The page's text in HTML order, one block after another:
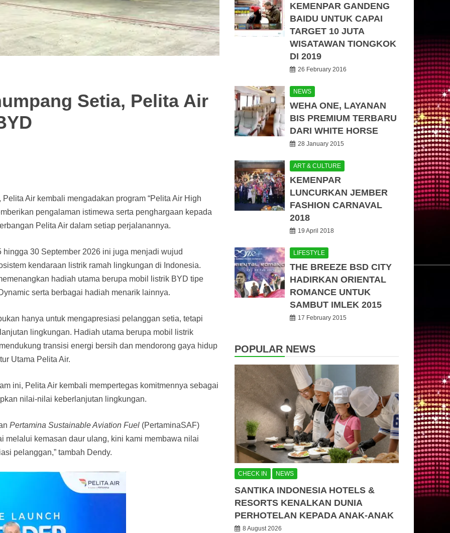
Setia, Pelita Air
Air kembali mengadakan program “Pelita Air High
pengalaman istimewa serta penghargaan kepada
Pelita Air dalam setiap perjalanannya.
30 September 2026 ini juga menjadi wujud
kendaraan listrik ramah lingkungan di Indonesia.
hadiah utama berupa mobil listrik BYD tipe
serta berbagai hadiah menarik lainnya.
hanya untuk mengapresiasi pelanggan setia, tetapi
lingkungan. Hadiah utama berupa mobil listrik
transisi energi bersih dan mendorong gaya hidup
Utama Pelita Air.
ini, Pelita Air kembali mempertegas komitmennya sebagai
nilai-nilai keberlanjutan lingkungan.
Pertamina Sustainable Aviation Fuel (PertaminaSAF)
melalui kemasan daur ulang, kini kami membawa nilai
pelanggan,” tambah Dendy.
KEMENPAR GANDENG
BAIDU UNTUK CAPAI
TARGET 10 JUTA
WISATAWAN TIONGKOK
DI 2019
26 February 2016
NEWS
WEHA ONE, LAYANAN
BIS PREMIUM TERBARU
DARI WHITE HORSE
28 January 2015
ART & CULTURE
KEMENPAR
LUNCURKAN JEMBER
FASHION CARNAVAL
2018
19 April 2018
LIFESTYLE
THE BREEZE BSD CITY
HADIRKAN ORIENTAL
ROMANCE UNTUK
SAMBUT IMLEK 2015
17 February 2015
POPULAR NEWS
CHECK IN NEWS
SANTIKA INDONESIA HOTELS &
RESORTS KENALKAN DUNIA
PERHOTELAN KEPADA ANAK-ANAK
8 August 2026